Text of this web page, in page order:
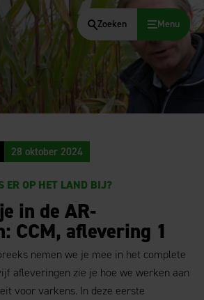
Zoeken Menu
28 oktober 2024
ER OP HET LAND BIJ?
in de AR-
CCM, aflevering 1
nemen we je mee in het complete
afleveringen zie je hoe we werken aan
voor varkens. In deze eerste